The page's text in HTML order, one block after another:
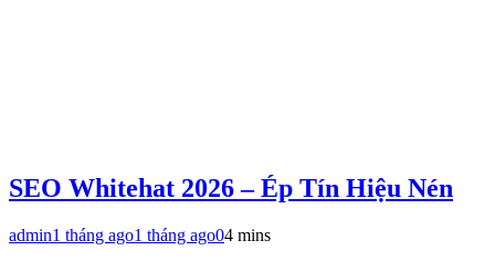
SEO Whitehat 2026 – Ép Tín Hiệu Nén
admin1 tháng ago1 tháng ago04 mins